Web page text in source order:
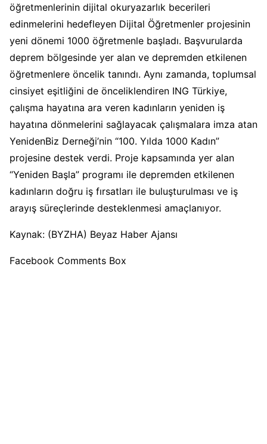
öğretmenlerinin dijital okuryazarlık becerileri
edinmelerini hedefleyen Dijital Öğretmenler projesinin
yeni dönemi 1000 öğretmenle başladı. Başvurularda
deprem bölgesinde yer alan ve depremden etkilenen
öğretmenlere öncelik tanındı. Aynı zamanda, toplumsal
cinsiyet eşitliğini de önceliklendiren ING Türkiye,
çalışma hayatına ara veren kadınların yeniden iş
hayatına dönmelerini sağlayacak çalışmalara imza atan
YenidenBiz Derneği’nin “100. Yılda 1000 Kadın”
projesine destek verdi. Proje kapsamında yer alan
“Yeniden Başla” programı ile depremden etkilenen
kadınların doğru iş fırsatları ile buluşturulması ve iş
arayış süreçlerinde desteklenmesi amaçlanıyor.
Kaynak: (BYZHA) Beyaz Haber Ajansı
Facebook Comments Box